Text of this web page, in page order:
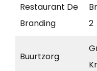
Restaurant De
Branding
2
Buurtzorg